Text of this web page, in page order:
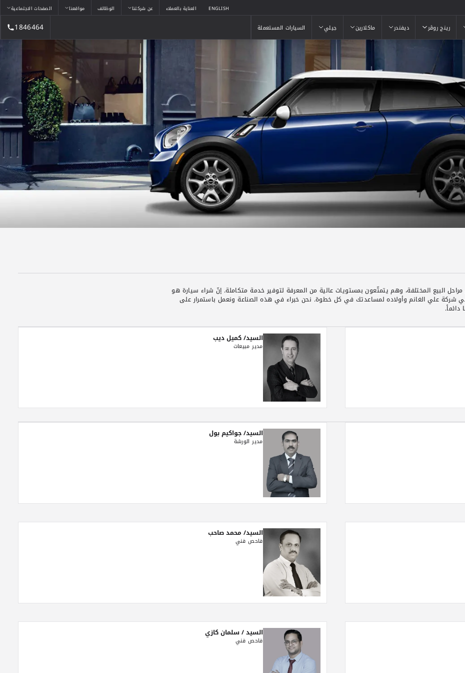
ENGLISH العناية بالعملاء عن شركتنا الوظائف مواقعنا الصفحات الاجتماعية
رينج روڤر ديفندر ماكلارين جيلي
جيلي
السيارات المستعملة 1846464
البيع المختلفة، وهم يتمتّعون بمستويات عالية من المعرفة لتوفير خدمة متكاملة. إنّ شراء سيارة هو
شركة علي الغانم وأولاده لمساعدتك في كل خطوة. نحن خبراء في هذه الصناعة ونعمل باستمرار على
دائماً.
السيد/ كميل ديب
مدير مبيعات
السيد/ جواكيم بول
مدير الورشة
السيد/ محمد صاحب
فاحص فني
السيد / سلمان كازي
فاحص فني